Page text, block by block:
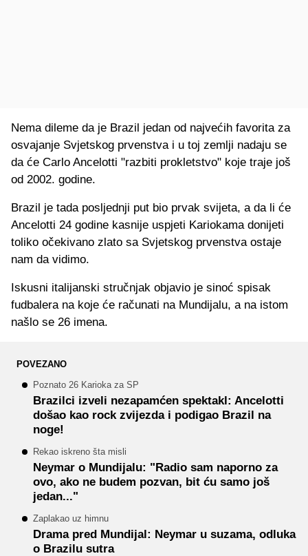
Nema dileme da je Brazil jedan od najvećih favorita za
osvajanje Svjetskog prvenstva i u toj zemlji nadaju se
da će Carlo Ancelotti "razbiti prokletstvo" koje traje još
od 2002. godine.
Brazil je tada posljednji put bio prvak svijeta, a da li će
Ancelotti 24 godine kasnije uspjeti Kariokama donijeti
toliko očekivano zlato sa Svjetskog prvenstva ostaje
nam da vidimo.
Iskusni italijanski stručnjak objavio je sinoć spisak
fudbalera na koje će računati na Mundijalu, a na istom
našlo se 26 imena.
POVEZANO
Poznato 26 Karioka za SP
Brazilci izveli nezapamćen spektakl: Ancelotti
došao kao rock zvijezda i podigao Brazil na
noge!
Rekao iskreno šta misli
Neymar o Mundijalu: "Radio sam naporno za
ovo, ako ne budem pozvan, bit ću samo još
jedan..."
Zaplakao uz himnu
Drama pred Mundijal: Neymar u suzama, odluka
o Brazilu sutra